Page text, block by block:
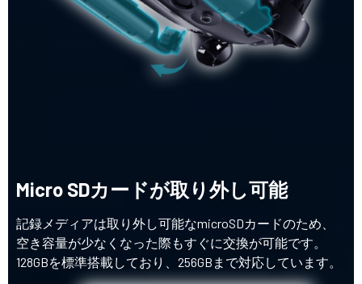
Micro SDカードが取り外し可能
記録メディアは取り外し可能なmicroSDカードのため、
空き容量が少なくなった際もすぐに交換が可能です。
128GBを標準搭載しており、256GBまで対応しています。